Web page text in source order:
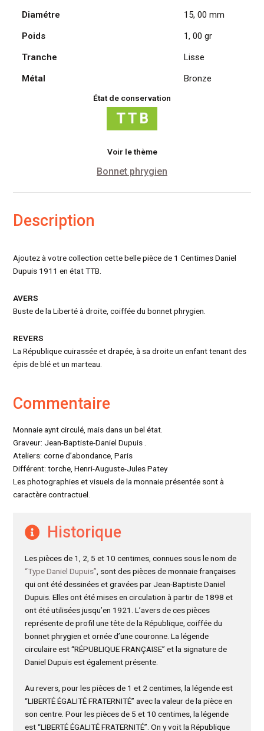
Diamétre
15, 00 mm
Poids
1, 00 gr
Tranche
Lisse
Métal
Bronze
État de conservation
Voir le thème
Bonnet phrygien
Description
Ajoutez à votre collection cette belle pièce de 1 Centimes Daniel
Dupuis 1911 en état TTB.
AVERS
Buste de la Liberté à droite, coiffée du bonnet phrygien.
REVERS
La République cuirassée et drapée, à sa droite un enfant tenant des
épis de blé et un marteau.
Commentaire
Monnaie aynt circulé, mais dans un bel état.
Graveur: Jean-Baptiste-Daniel Dupuis .
Ateliers: corne d’abondance, Paris
Différent: torche, Henri-Auguste-Jules Patey
Les photographies et visuels de la monnaie présentée sont à
caractère contractuel.
Historique
Les pièces de 1, 2, 5 et 10 centimes, connues sous le nom de
“Type Daniel Dupuis” , sont des pièces de monnaie françaises
qui ont été dessinées et gravées par Jean-Baptiste Daniel
Dupuis. Elles ont été mises en circulation à partir de 1898 et
ont été utilisées jusqu’en 1921. L’avers de ces pièces
représente de profil une tête de la République, coiffée du
bonnet phrygien et ornée d’une couronne. La légende
circulaire est “RÉPUBLIQUE FRANÇAISE” et la signature de
Daniel Dupuis est également présente.
Au revers, pour les pièces de 1 et 2 centimes, la légende est
“LIBERTÉ ÉGALITÉ FRATERNITÉ” avec la valeur de la pièce en
son centre. Pour les pièces de 5 et 10 centimes, la légende
est “LIBERTÉ ÉGALITÉ FRATERNITÉ”. On y voit la République